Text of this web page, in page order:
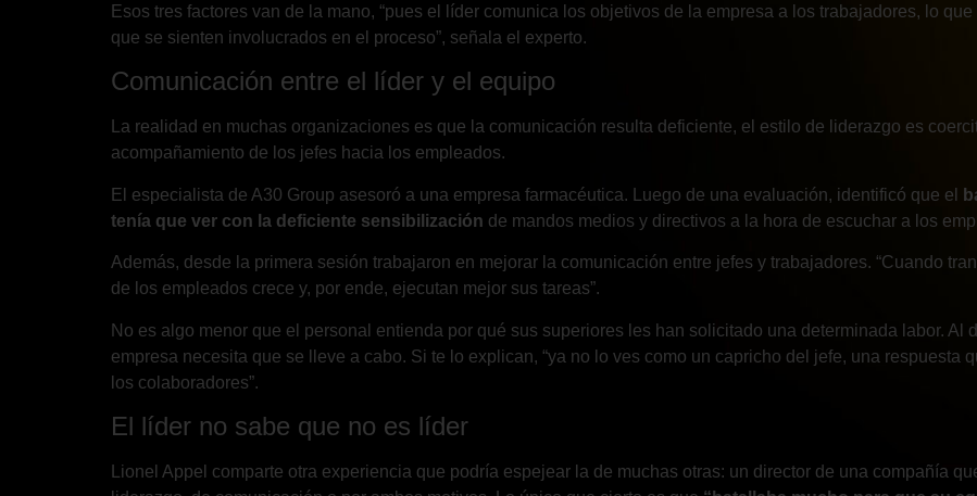
Esos tres factores van de la mano, “pues el líder comunica los objetivos de la empresa a los trabajadores, lo
que se sienten involucrados en el proceso”, señala el experto.
Comunicación entre el líder y el equipo
La realidad en muchas organizaciones es que la comunicación resulta deficiente, el estilo de liderazgo es
acompañamiento de los jefes hacia los empleados.
El especialista de A30 Group asesoró a una empresa farmacéutica. Luego de una evaluación, identificó que el
tenía que ver con la deficiente sensibilización de mandos medios y directivos a la hora de escuchar a los
Además, desde la primera sesión trabajaron en mejorar la comunicación entre jefes y trabajadores. “Cuando
de los empleados crece y, por ende, ejecutan mejor sus tareas”.
No es algo menor que el personal entienda por qué sus superiores les han solicitado una determinada labor. Al
empresa necesita que se lleve a cabo. Si te lo explican, “ya no lo ves como un capricho del jefe, una respuesta
los colaboradores”.
El líder no sabe que no es líder
Lionel Appel comparte otra experiencia que podría espejear la de muchas otras: un director de una compañía